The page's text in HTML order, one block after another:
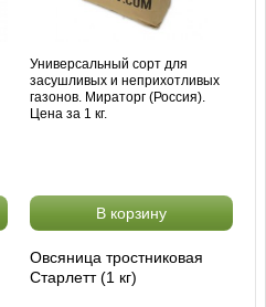
Универсальный сорт для
засушливых и неприхотливых
газонов. Мираторг (Россия).
Цена за 1 кг.
В корзину
Овсяница тростниковая
Старлетт (1 кг)